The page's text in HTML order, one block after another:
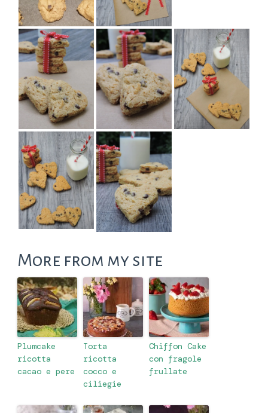
More from my site
Plumcake
ricotta
cacao e pere
Torta
ricotta
cocco e
ciliegie
Chiffon Cake
con fragole
frullate